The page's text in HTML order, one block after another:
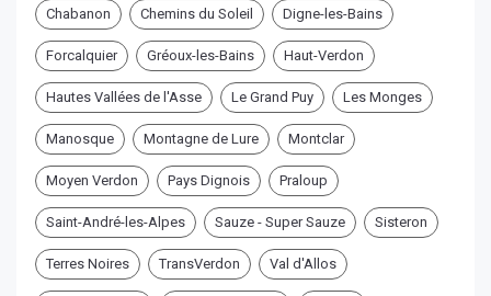
Chabanon Chemins du Soleil Digne-les-Bains
Forcalquier Gréoux-les-Bains Haut-Verdon
Hautes Vallées de l'Asse Le Grand Puy Les Monges
Manosque Montagne de Lure Montclar
Moyen Verdon Pays Dignois Praloup
Saint-André-les-Alpes Sauze - Super Sauze Sisteron
Terres Noires TransVerdon Val d'Allos